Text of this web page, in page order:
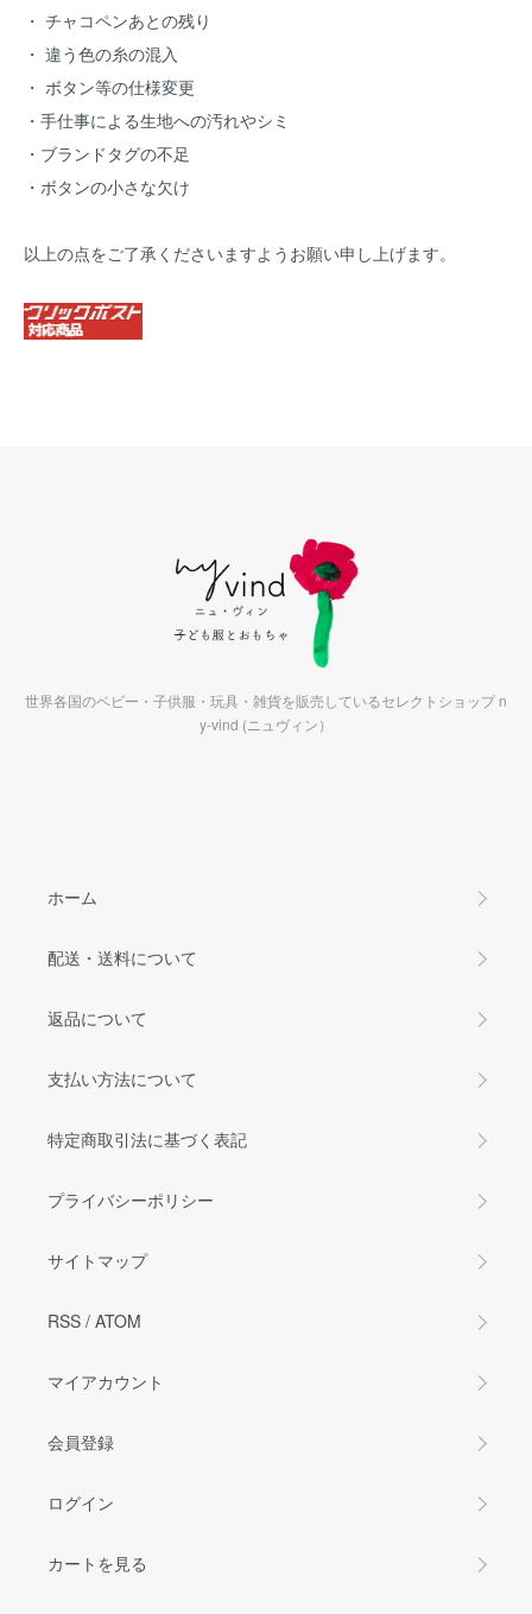
・ チャコペンあとの残り
・ 違う色の糸の混入
・ ボタン等の仕様変更
・手仕事による生地への汚れやシミ
・ブランドタグの不足
・ボタンの小さな欠け
以上の点をご了承くださいますようお願い申し上げます。
世界各国のベビー・子供服・玩具・雑貨を販売しているセレクトショップ n
y-vind (ニュヴィン）
ホーム
配送・送料について
返品について
支払い方法について
特定商取引法に基づく表記
プライバシーポリシー
サイトマップ
RSS / ATOM
マイアカウント
会員登録
ログイン
カートを見る